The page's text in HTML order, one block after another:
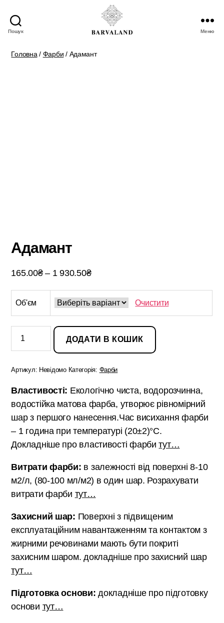
Пошук Меню
Головна / Фарби / Адамант
Адамант
165.00₴ – 1 930.50₴Діапазон
від
до
1
930.50₴
Властивості: Екологічно чиста, водорозчинна,
водостійка матова фарба, утворює рівномірний
шар з першого нанесення.Час висихання фарби
– 1 година при температурі (20±2)°С.
Докладніше про властивості фарбитут…
Витрати фарби: в залежності від поверхні 8-10
м2/л, (80-100 мл/м2) в один шар. Розрахувати
витрати фарби тут…
Захисний шар: Поверхні з підвищеним
експлуатаційним навантаженням та контактом з
жирними речовинами мають бути покриті
захисним шаром. докладніше про захисний шар
тут…
Підготовка основи:докладніше про підготовку
основи тут…
Об'єм Очистити
кількість
ДОДАТИ В КОШИК
Артикул: Невідомо Категорія: Фарби